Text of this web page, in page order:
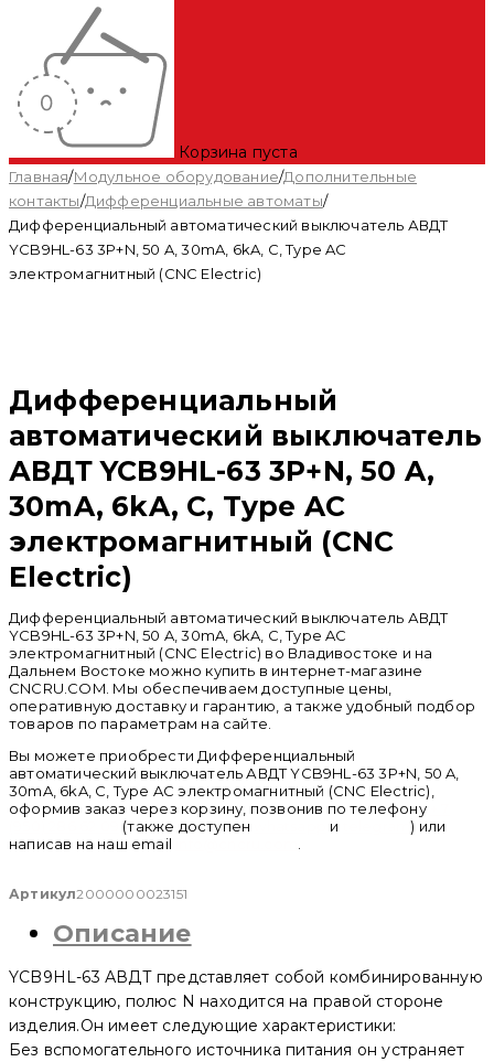
Корзина пуста
Главная/Модульное оборудование/Дополнительные
контакты/Дифференциальные автоматы/
Дифференциальный автоматический выключатель АВДТ
YCB9HL-63 3P+N, 50 A, 30mA, 6kA, C, Type AC
электромагнитный (CNC Electric)
Дифференциальный
автоматический выключатель
АВДТ YCB9HL-63 3P+N, 50 A,
30mA, 6kA, C, Type AC
электромагнитный (CNC
Electric)
Дифференциальный автоматический выключатель АВДТ
YCB9HL-63 3P+N, 50 A, 30mA, 6kA, C, Type AC
электромагнитный (CNC Electric) во Владивостоке и на
Дальнем Востоке можно купить в интернет-магазине
CNCRU.COM. Мы обеспечиваем доступные цены,
оперативную доставку и гарантию, а также удобный подбор
товаров по параметрам на сайте.
Вы можете приобрести Дифференциальный
автоматический выключатель АВДТ YCB9HL-63 3P+N, 50 A,
30mA, 6kA, C, Type AC электромагнитный (CNC Electric),
оформив заказ через корзину, позвонив по телефону
(также доступен и telegram) или
написав на наш email
Артикул2000000023151
Описание
YCB9HL-63 АВДТ представляет собой комбинированную
конструкцию, полюс N находится на правой стороне
изделия.Он имеет следующие характеристики:
Без вспомогательного источника питания он устраняет